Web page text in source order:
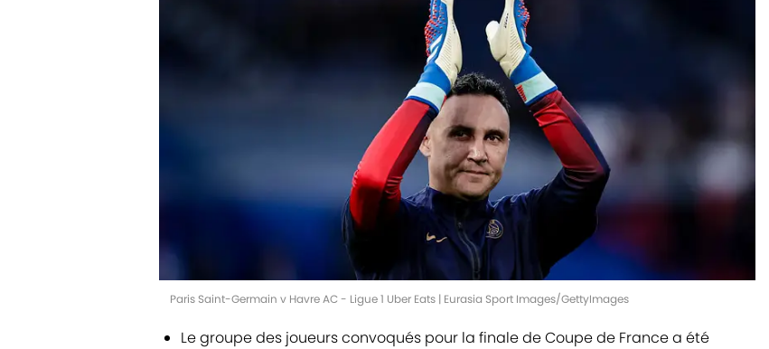
Paris Saint-Germain v Havre AC - Ligue 1 Uber Eats | Eurasia Sport Images/GettyImages
Le groupe des joueurs convoqués pour la finale de Coupe de France a été